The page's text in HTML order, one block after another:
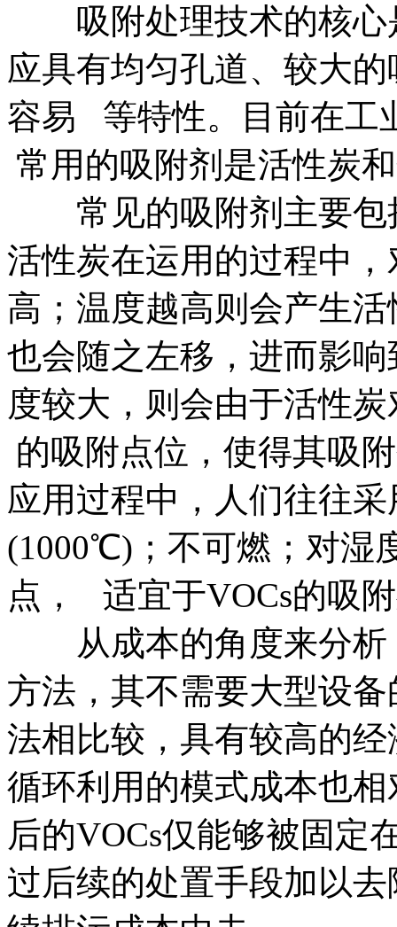
吸附处理技术的核心
应具有均匀孔道、较大
容易 等特性。目前在工
常用的吸附剂是活性炭
常见的吸附剂主要包
活性炭在运用的过程中
高；温度越高则会产生
也会随之左移，进而影
度较大，则会由于活性
的吸附点位，使得其吸
应用过程中，人们往往
(1000℃)；不可燃；对湿
点， 适宜于VOCs的吸
从成本的角度来分析
方法，其不需要大型设
法相比较，具有较高的
循环利用的模式成本也
后的VOCs仅能够被固定
过后续的处置手段加以